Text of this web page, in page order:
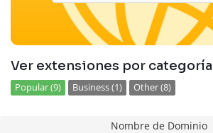
Ver extensiones por categoría
Popular (9) Business (1) Other (8)
Nombre de Dominio